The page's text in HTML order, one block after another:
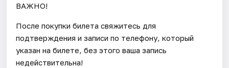
ВАЖНО!
После покупки билета свяжитесь для
подтверждения и записи по телефону, который
указан на билете, без этого ваша запись
недействительна!